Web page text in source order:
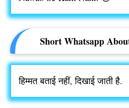
Short Whatsapp
हिम्मत बताई नहीं, दिखाई जाती है.